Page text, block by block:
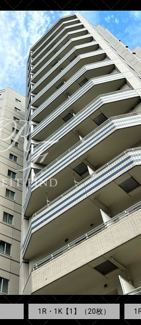
1R・1K【1】（20枚）